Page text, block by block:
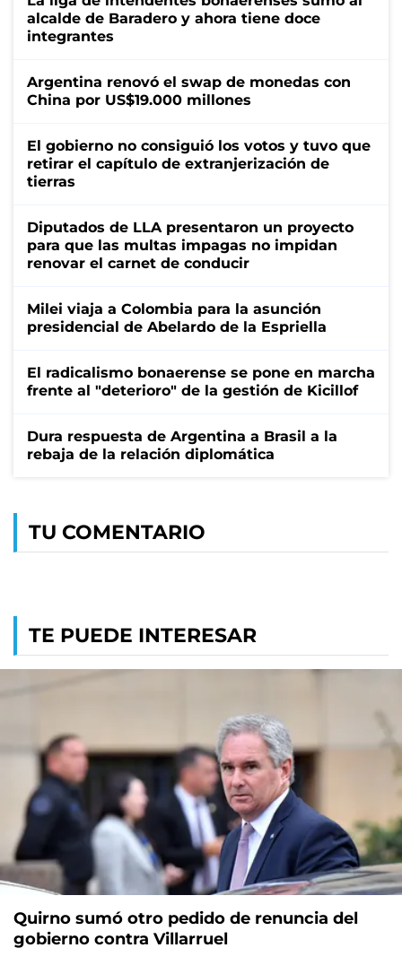
alcalde de Baradero y ahora tiene doce
integrantes
Argentina renovó el swap de monedas con
China por US$19.000 millones
El gobierno no consiguió los votos y tuvo que
retirar el capítulo de extranjerización de
tierras
Diputados de LLA presentaron un proyecto
para que las multas impagas no impidan
renovar el carnet de conducir
Milei viaja a Colombia para la asunción
presidencial de Abelardo de la Espriella
El radicalismo bonaerense se pone en marcha
frente al "deterioro" de la gestión de Kicillof
Dura respuesta de Argentina a Brasil a la
rebaja de la relación diplomática
TU COMENTARIO
TE PUEDE INTERESAR
Quirno sumó otro pedido de renuncia del
gobierno contra Villarruel